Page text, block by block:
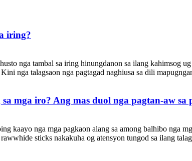
iring?
nga tambal sa iring hinungdanon sa ilang kahimsog
nga talagsaon nga pagtagad naghiusa sa dili
mga iro? Ang mas duol nga pagtan-aw
kaayo nga mga pagkaon alang sa among balhibo nga
sticks nakakuha og atensyon tungod sa ilang